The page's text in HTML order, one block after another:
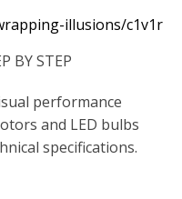
illusions/c1v1r
BY STEP
performance
and LED bulbs
specifications.